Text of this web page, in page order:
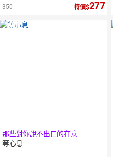
350
特價 277
10倍
那些對你說不出口的在意
等心息